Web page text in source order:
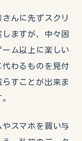
んに先ずスクリ
ますが、中々困
ム以上に楽しい
わるものを見付
すことが出来ま
スマホを買い与